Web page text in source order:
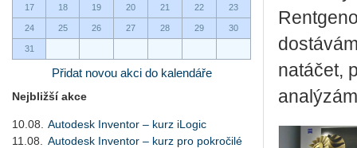
17 18 19 20 21 22 23
24 25 26 27 28 29 30
31
Přidat novou akci do kalendáře
Nejbližší akce
10.08.
Autodesk Inventor – kurz iLogic
11.08.
Autodesk Inventor – kurz pro pokročilé
natáčet,